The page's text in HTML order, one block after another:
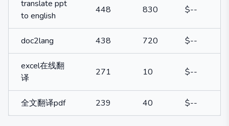
translate ppt
to english
448 830 $--
doc2lang 438 720 $--
excel在线翻
译
271 10 $--
全文翻译pdf 239 40 $--